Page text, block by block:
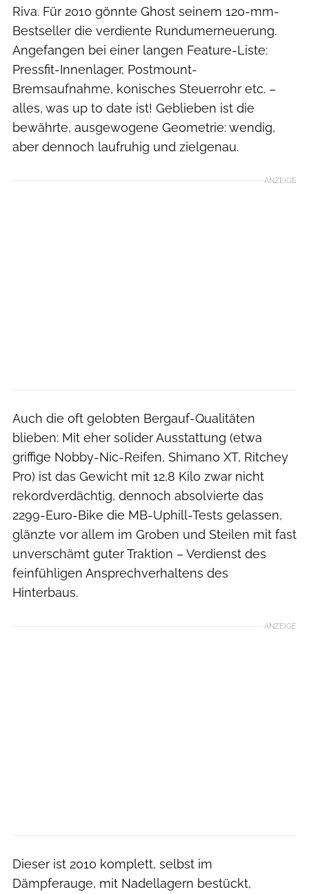
Riva. Für 2010 gönnte Ghost seinem 120-mm-
Bestseller die verdiente Rundumerneuerung.
Angefangen bei einer langen Feature-Liste:
Pressfit-Innenlager, Postmount-
Bremsaufnahme, konisches Steuerrohr etc. –
alles, was up to date ist! Geblieben ist die
bewährte, ausgewogene Geometrie: wendig,
aber dennoch laufruhig und zielgenau.
ANZEIGE
Auch die oft gelobten Bergauf-Qualitäten
blieben: Mit eher solider Ausstattung (etwa
griffige Nobby-Nic-Reifen, Shimano XT, Ritchey
Pro) ist das Gewicht mit 12,8 Kilo zwar nicht
rekordverdächtig, dennoch absolvierte das
2299-Euro-Bike die MB-Up­hill-Tests gelassen,
glänzte vor allem im Groben und Steilen mit fast
unverschämt guter Traktion – Verdienst des
feinfühligen Ansprechverhaltens des
Hinterbaus.
ANZEIGE
Dieser ist 2010 komplett, selbst im
Dämpferauge, mit Nadellagern bestückt,